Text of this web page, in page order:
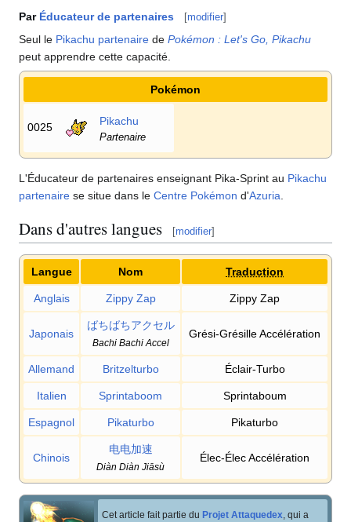
Par Éducateur de partenaires [modifier]
Seul le Pikachu partenaire de Pokémon : Let's Go, Pikachu
peut apprendre cette capacité.
Pokémon
0025 Pikachu
Partenaire
L'Éducateur de partenaires enseignant Pika-Sprint au Pikachu
partenaire se situe dans le Centre Pokémon d'Azuria
Dans d'autres langues [modifier]
Langue Nom Traduction
Anglais Zippy Zap Zippy Zap
Japonais
ばちばちアクセル
Bachi Bachi Accel
Grési-Grésille Accélération
Allemand Britzelturbo Éclair-Turbo
Italien Sprintaboom Sprintaboum
Espagnol Pikaturbo Pikaturbo
Chinois
电电加速
Diàn Diàn Jiāsù
Élec-Élec Accélération
Cet article fait partie du Projet Attaquedex, qui a